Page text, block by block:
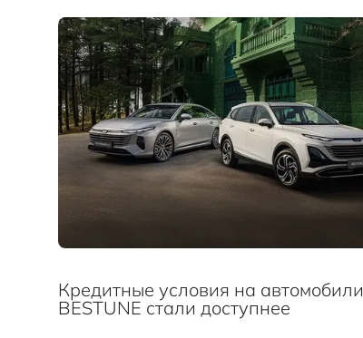
Кредитные условия на автомобили
BESTUNE стали доступнее